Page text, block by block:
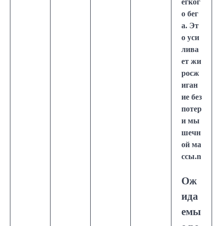
егког
о бег
а. Эт
о уси
лива
ет жи
росж
иган
ие без
потер
и мы
шечн
ой ма
ссы.n
Ож
ида
емы